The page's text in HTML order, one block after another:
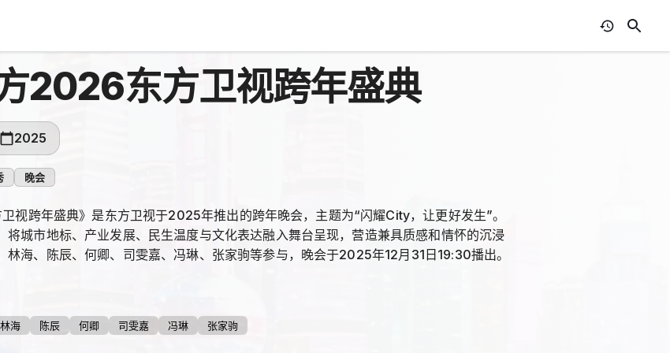
2026东方卫视跨年盛典
2025
晚会
视跨年盛典》是东方卫视于2025年推出的跨年晚会，主题为“闪耀City，让更好发生”。
将城市地标、产业发展、民生温度与文化表达融入舞台呈现，营造兼具质感和情怀的沉浸
林海、陈辰、何卿、司雯嘉、冯琳、张家驹等参与，晚会于2025年12月31日19:30播出。
林海 陈辰 何卿 司雯嘉 冯琳 张家驹